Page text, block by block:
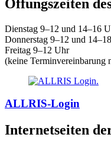
Öffungszeiten
Dienstag 9–12 und 14–16
Donnerstag 9–12 und
Freitag 9–12 Uhr
(keine Terminvereinbarung
ALLRIS-Login
Internetseiten